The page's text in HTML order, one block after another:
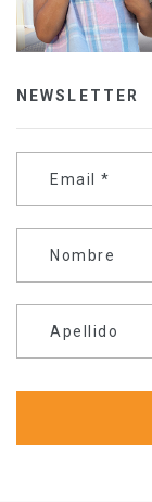
NEWSLETTER
Email *
Nombre
Apellido